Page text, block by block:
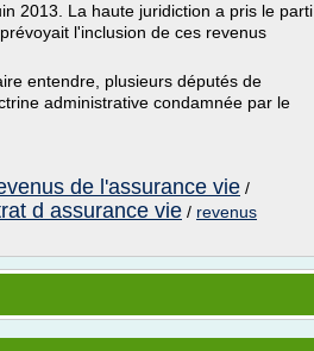
2013. La haute juridiction a pris le parti
l'inclusion de ces revenus
entendre, plusieurs députés de
administrative condamnée par le
de l'assurance vie /
d assurance vie / revenus